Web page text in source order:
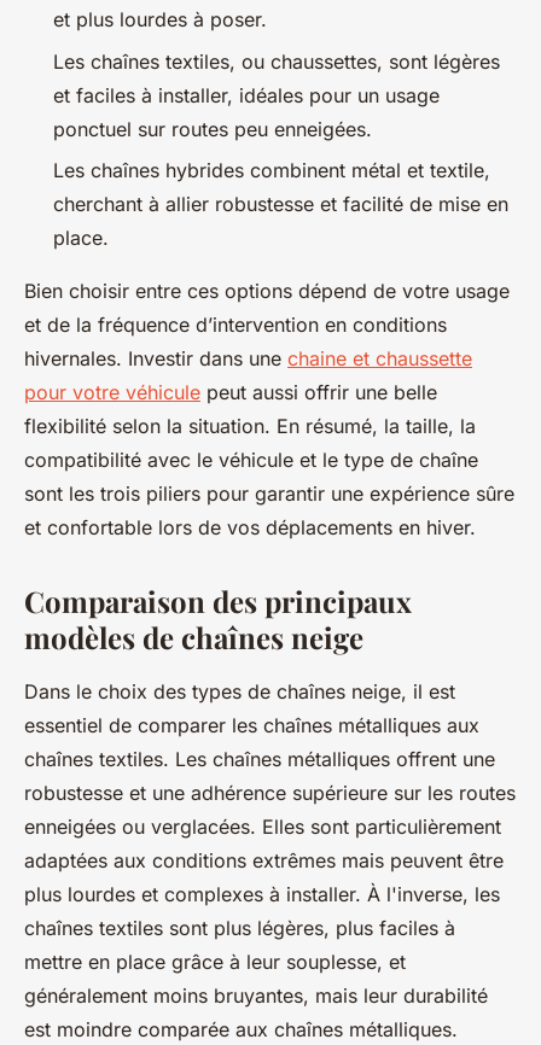
et plus lourdes à poser.
Les chaînes textiles, ou chaussettes, sont légères
et faciles à installer, idéales pour un usage
ponctuel sur routes peu enneigées.
Les chaînes hybrides combinent métal et textile,
cherchant à allier robustesse et facilité de mise en
place.
Bien choisir entre ces options dépend de votre usage
et de la fréquence d’intervention en conditions
hivernales. Investir dans une chaine et chaussette
pour votre véhicule peut aussi offrir une belle
flexibilité selon la situation. En résumé, la taille, la
compatibilité avec le véhicule et le type de chaîne
sont les trois piliers pour garantir une expérience sûre
et confortable lors de vos déplacements en hiver.
Comparaison des principaux
modèles de chaînes neige
Dans le choix des types de chaînes neige, il est
essentiel de comparer les chaînes métalliques aux
chaînes textiles. Les chaînes métalliques offrent une
robustesse et une adhérence supérieure sur les routes
enneigées ou verglacées. Elles sont particulièrement
adaptées aux conditions extrêmes mais peuvent être
plus lourdes et complexes à installer. À l'inverse, les
chaînes textiles sont plus légères, plus faciles à
mettre en place grâce à leur souplesse, et
généralement moins bruyantes, mais leur durabilité
est moindre comparée aux chaînes métalliques.